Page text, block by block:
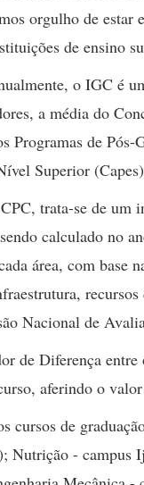
orgulho de estar
de ensino
o IGC é
a média do
Programas de
Superior
trata-se de um
calculado no
área, com base
Nacional de
de Diferença
aferindo o
cursos de
Nutrição - campus